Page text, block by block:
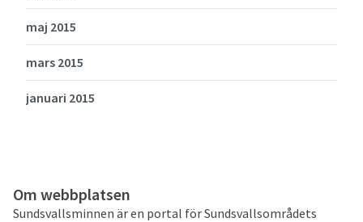
maj 2015
mars 2015
januari 2015
Om webbplatsen
Sundsvallsminnen är en portal för Sundsvallsområdets